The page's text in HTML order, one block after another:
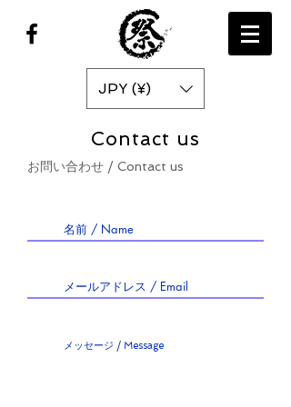
JPY (¥)
Contact us
お問い合わせ / Contact us